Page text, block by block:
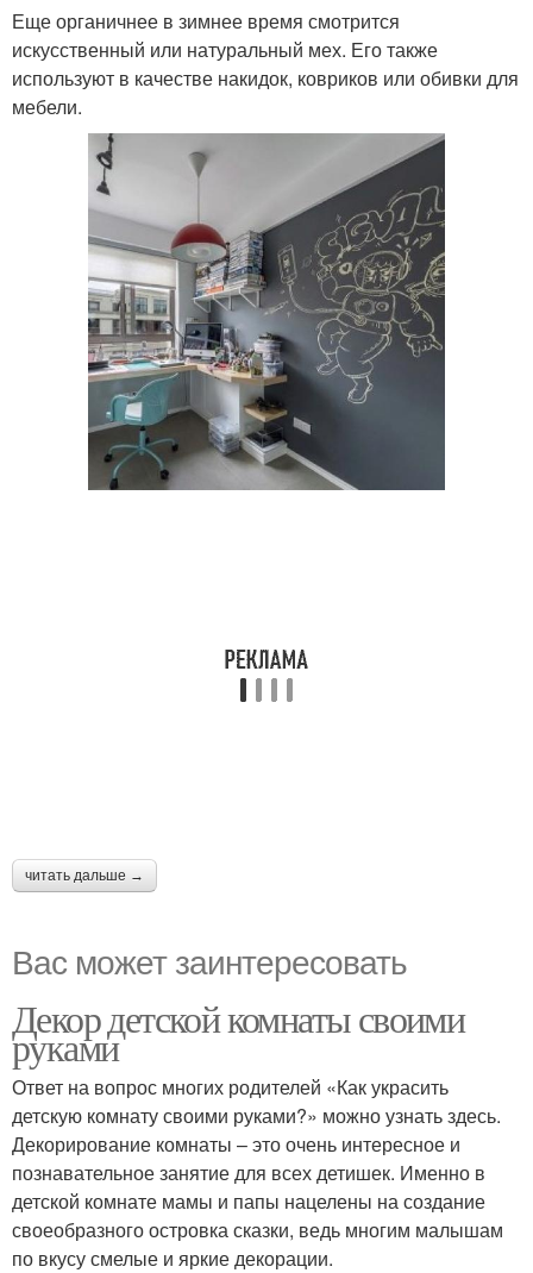
Еще органичнее в зимнее время смотрится
искусственный или натуральный мех. Его также
используют в качестве накидок, ковриков или обивки для
мебели.
читать дальше →
Вас может заинтересовать
Декор детской комнаты своими
руками
Ответ на вопрос многих родителей «Как украсить
детскую комнату своими руками?» можно узнать здесь.
Декорирование комнаты – это очень интересное и
познавательное занятие для всех детишек. Именно в
детской комнате мамы и папы нацелены на создание
своеобразного островка сказки, ведь многим малышам
по вкусу смелые и яркие декорации.